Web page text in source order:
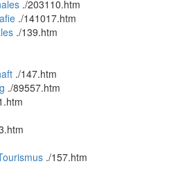
./203110.htm
./141017.htm
./139.htm
./147.htm
./89557.htm
./157.htm